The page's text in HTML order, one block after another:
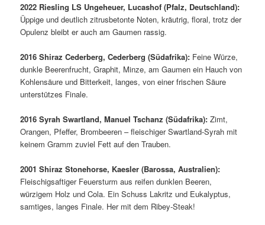
2022 Riesling LS Ungeheuer, Lucashof (Pfalz, Deutschland):
Üppige und deutlich zitrusbetonte Noten, kräutrig, floral, trotz der
Opulenz bleibt er auch am Gaumen rassig.
2016 Shiraz Cederberg, Cederberg (Südafrika): Feine Würze,
dunkle Beerenfrucht, Graphit, Minze, am Gaumen ein Hauch von
Kohlensäure und Bitterkeit, langes, von einer frischen Säure
unterstützes Finale.
2016 Syrah Swartland, Manuel Tschanz (Südafrika): Zimt,
Orangen, Pfeffer, Brombeeren – fleischiger Swartland-Syrah mit
keinem Gramm zuviel Fett auf den Trauben.
2001 Shiraz Stonehorse, Kaesler (Barossa, Australien):
Fleischigsaftiger Feuersturm aus reifen dunklen Beeren,
würzigem Holz und Cola. Ein Schuss Lakritz und Eukalyptus,
samtiges, langes Finale. Her mit dem Ribey-Steak!